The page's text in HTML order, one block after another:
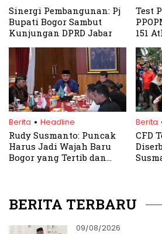
Sinergi Pembangunan: Pj
Bupati Bogor Sambut
Kunjungan DPRD Jabar
Test
151
Berita . Headline
Rudy Susmanto: Puncak
Harus Jadi Wajah Baru
Bogor yang Tertib dan
Berita
CFD
BERITA TERBARU
09/08/2026